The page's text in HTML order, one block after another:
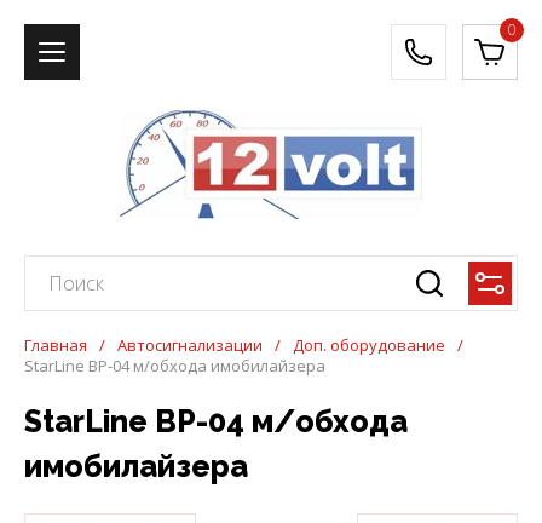
0
Главная / Автосигнализации / Доп. оборудование
/
StarLine BP-04 м/обхода имобилайзера
StarLine BP-04 м/обхода
имобилайзера